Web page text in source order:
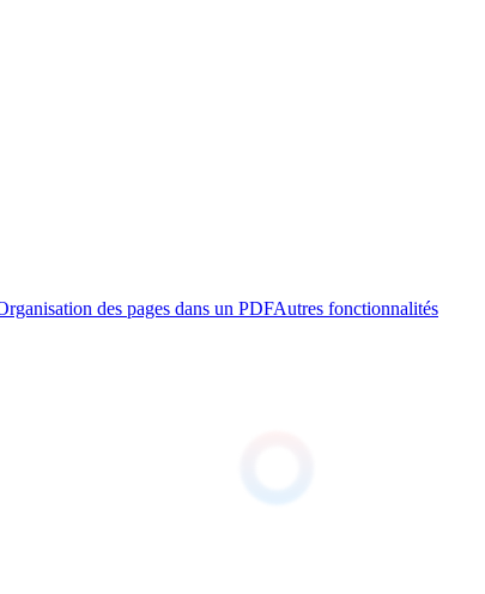
des pages dans un PDFAutres fonctionnalités